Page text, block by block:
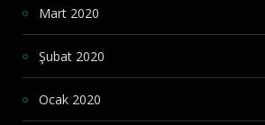
Mart 2020
Şubat 2020
Ocak 2020